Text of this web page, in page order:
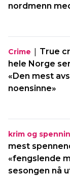
nordmenn
Crime | True
hele Norge
«Den mest
noensinne»
krim og
mest
«fengslende
sesongen nå